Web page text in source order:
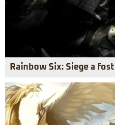
Rainbow Six: Siege a